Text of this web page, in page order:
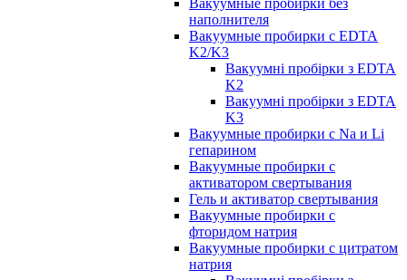
наполнителя
Вакуумные пробирки с EDTA
K2/K3
Вакуумні пробірки з EDTA
K2
Вакуумні пробірки з EDTA
K3
Вакуумные пробирки с Na и Li
гепарином
Вакуумные пробирки с
активатором свертывания
Гель и активатор свертывания
Вакуумные пробирки с
фторидом натрия
Вакуумные пробирки с цитратом
натрия